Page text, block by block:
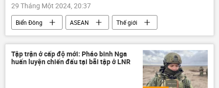
29 Tháng Một 2024, 20:37
Biển Đông ASEAN
Thế giới
Châu Á
Đông Nam Á
Chính trị
an ninh quốc phòng
Tập trận ở cấp độ mới: Pháo binh Nga
huấn luyện chiến đấu tại bãi tập ở LNR